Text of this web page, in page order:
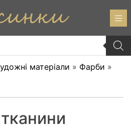
матеріали » Фарби »